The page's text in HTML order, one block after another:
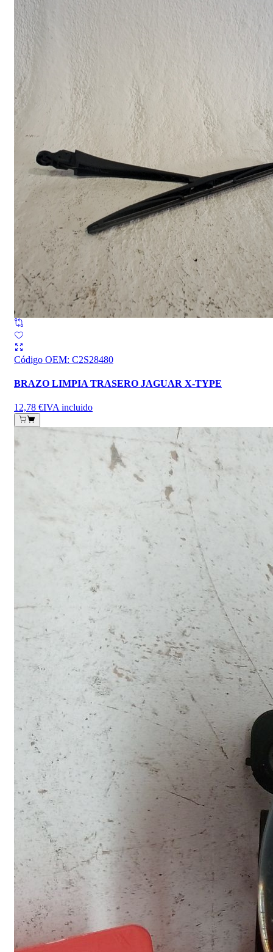
Código OEM: C2S28480
BRAZO LIMPIA TRASERO JAGUAR X-TYPE
12,78 €IVA incluido